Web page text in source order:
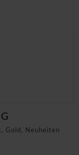
Gold, Neuheiten